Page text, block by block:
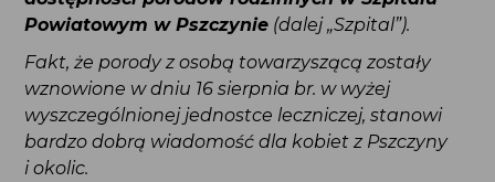
dostępności porodów rodzinnych w Szpitalu
Powiatowym w Pszczynie
(dalej „Szpital”).
Fakt, że porody z osobą towarzyszącą zostały
wznowione w dniu 16 sierpnia br. w wyżej
wyszczególnionej jednostce leczniczej, stanowi
bardzo dobrą wiadomość dla kobiet z Pszczyny